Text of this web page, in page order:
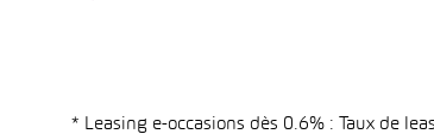
* Leasing e-occasions dès 0.6% : Taux de